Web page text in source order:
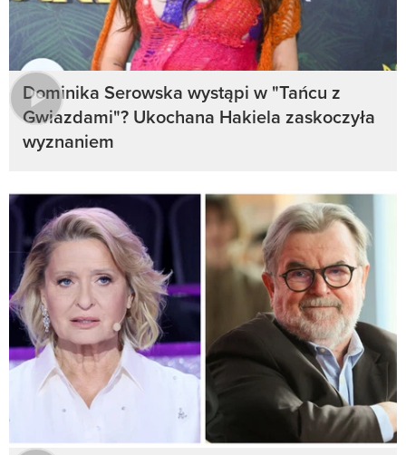
Dominika Serowska wystąpi w "Tańcu z
Gwiazdami"? Ukochana Hakiela zaskoczyła
wyznaniem